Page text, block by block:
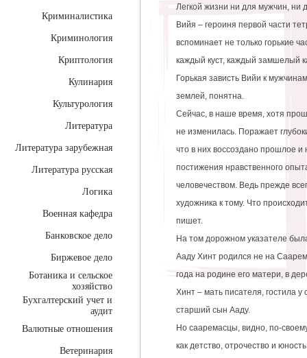
Криминалистика
Криминология
Криптология
Кулинария
Культурология
Литература
Литература зарубежная
Литература русская
Логика
Военная кафедра
Банковское дело
Биржевое дело
Ботаника и сельское
хозяйство
Бухгалтерский учет и
аудит
Валютные отношения
Ветеринария
Легкой жизни ни для мужчин, ни
Вийя – героиня первой части
вспоминает не только горькие
каждый куст, каждый замшелый
Горькая зависть Вийи к
землей, понятна.
Сейчас, в наше время, хотя
не изменилась. Поражает
что в них воссоздано прошлое
постижения нравственного
человечеством. Ведь прежде
художника к тому. Что
пишет.
На том дорожном указателе
Ааду Хинт родился не на
года на родине его матери, в
Хинт – мать писателя, гостила у
старший сын Ааду.
Но сааремасцы, видно, по-
как детство, отрочество и